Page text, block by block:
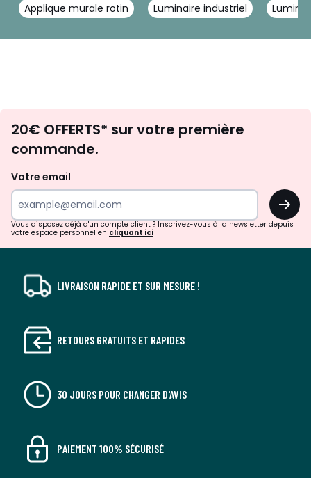
Applique murale rotin Luminaire industriel
d'inspirations
surprises?
20€ OFFERTS* sur votre première
commande.
Votre email
OK
Vous disposez déjà d'un compte client ? Inscrivez-vous à la newsletter depuis
votre espace personnel en cliquant ici
LIVRAISON RAPIDE ET SUR MESURE !
RETOURS GRATUITS ET RAPIDES
30 JOURS POUR CHANGER D'AVIS
PAIEMENT 100% SÉCURISÉ